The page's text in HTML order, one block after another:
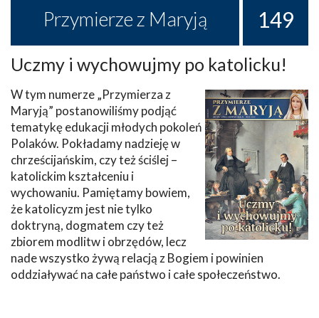
Przymierze z Maryją 149
Uczmy i wychowujmy po katolicku!
W tym numerze „Przymierza z
Maryją” postanowiliśmy podjąć
tematykę edukacji młodych pokoleń
Polaków. Pokładamy nadzieję w
chrześcijańskim, czy też ściślej –
katolickim kształceniu i
wychowaniu. Pamiętamy bowiem,
że katolicyzm jest nie tylko
doktryną, dogmatem czy też
zbiorem modlitw i obrzędów, lecz
nade wszystko żywą relacją z Bogiem i powinien
oddziaływać na całe państwo i całe społeczeństwo.